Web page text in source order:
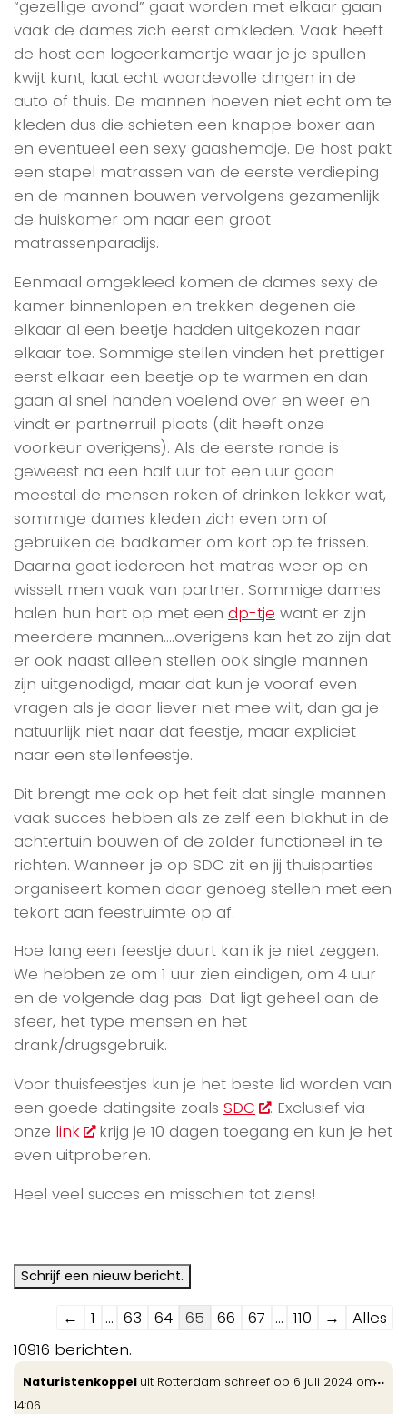
“gezellige avond” gaat worden met elkaar gaan
vaak de dames zich eerst omkleden. Vaak heeft
de host een logeerkamertje waar je je spullen
kwijt kunt, laat echt waardevolle dingen in de
auto of thuis. De mannen hoeven niet echt om te
kleden dus die schieten een knappe boxer aan
en eventueel een sexy gaashemdje. De host pakt
een stapel matrassen van de eerste verdieping
en de mannen bouwen vervolgens gezamenlijk
de huiskamer om naar een groot
matrassenparadijs.
Eenmaal omgekleed komen de dames sexy de
kamer binnenlopen en trekken degenen die
elkaar al een beetje hadden uitgekozen naar
elkaar toe. Sommige stellen vinden het prettiger
eerst elkaar een beetje op te warmen en dan
gaan al snel handen voelend over en weer en
vindt er partnerruil plaats (dit heeft onze
voorkeur overigens). Als de eerste ronde is
geweest na een half uur tot een uur gaan
meestal de mensen roken of drinken lekker wat,
sommige dames kleden zich even om of
gebruiken de badkamer om kort op te frissen.
Daarna gaat iedereen het matras weer op en
wisselt men vaak van partner. Sommige dames
halen hun hart op met een dp-tje want er zijn
meerdere mannen….overigens kan het zo zijn dat
er ook naast alleen stellen ook single mannen
zijn uitgenodigd, maar dat kun je vooraf even
vragen als je daar liever niet mee wilt, dan ga je
natuurlijk niet naar dat feestje, maar expliciet
naar een stellenfeestje.
Dit brengt me ook op het feit dat single mannen
vaak succes hebben als ze zelf een blokhut in de
achtertuin bouwen of de zolder functioneel in te
richten. Wanneer je op SDC zit en jij thuisparties
organiseert komen daar genoeg stellen met een
tekort aan feestruimte op af.
Hoe lang een feestje duurt kan ik je niet zeggen.
We hebben ze om 1 uur zien eindigen, om 4 uur
en de volgende dag pas. Dat ligt geheel aan de
sfeer, het type mensen en het
drank/drugsgebruik.
Voor thuisfeestjes kun je het beste lid worden van
een goede datingsite zoals SDC
. Exclusief via
onze link
krijg je 10 dagen toegang en kun je het
even uitproberen.
Heel veel succes en misschien tot ziens!
Navigatie
door
de
gastenboek-
← 1 ... 63 64 65 66 67 ... 110 →
Alles
10916 berichten.
Naturistenkoppel uit Rotterdam schreef op 6 juli 2024 om
14:06
...